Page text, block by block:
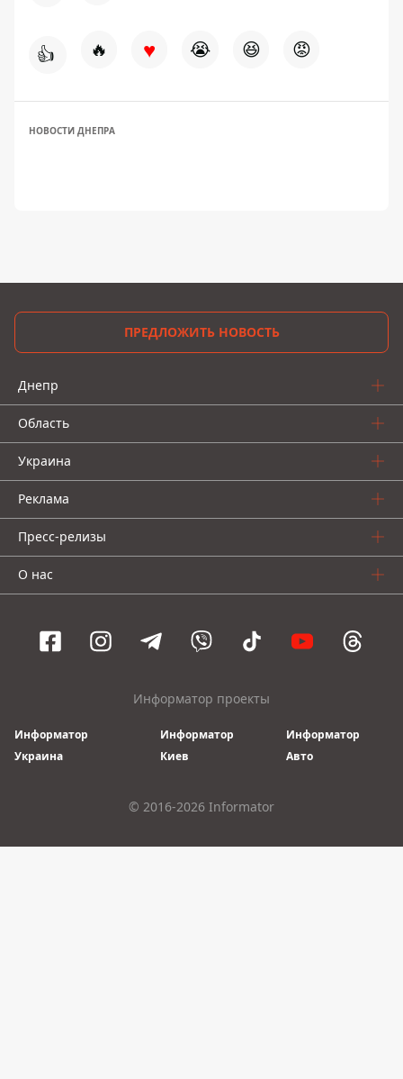
👍 🔥 ♥ 😭 😆 😡
НОВОСТИ ДНЕПРА
ПРЕДЛОЖИТЬ НОВОСТЬ
Днепр
Область
Украина
Реклама
Пресс-релизы
О нас
Информатор проекты
Информатор
Украина
Информатор
Киев
Информатор
Авто
© 2016-2026 Informator